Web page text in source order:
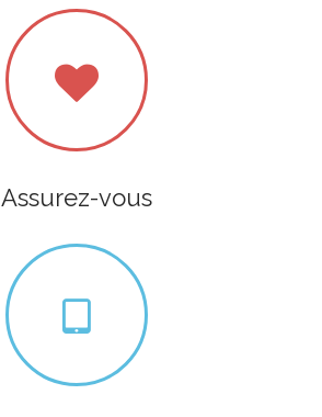
Assurez-vous